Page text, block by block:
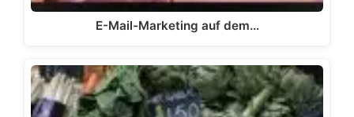
E-Mail-Marketing auf dem…